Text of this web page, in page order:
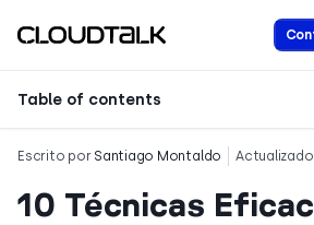
Table of contents
Escrito por Santiago Montaldo Actualizado
10 Técnicas